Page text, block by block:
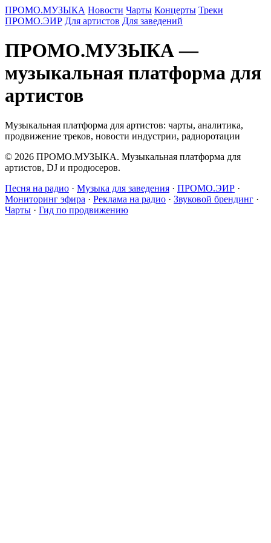
ПРОМО.МУЗЫКА Новости Чарты Концерты Треки
ПРОМО.ЭИР Для артистов Для заведений
ПРОМО.МУЗЫКА —
музыкальная платформа для
артистов
Музыкальная платформа для артистов: чарты, аналитика,
продвижение треков, новости индустрии, радиоротации
© 2026 ПРОМО.МУЗЫКА. Музыкальная платформа для
артистов, DJ и продюсеров.
Песня на радио · Музыка для заведения · ПРОМО.ЭИР ·
Мониторинг эфира · Реклама на радио · Звуковой брендинг ·
Чарты · Гид по продвижению